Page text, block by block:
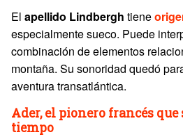
El apellido Lindbergh tiene
especialmente sueco. Puede
combinación de elementos
montaña. Su sonoridad quedó
aventura transatlántica.
Ader, el pionero francés que
tiempo